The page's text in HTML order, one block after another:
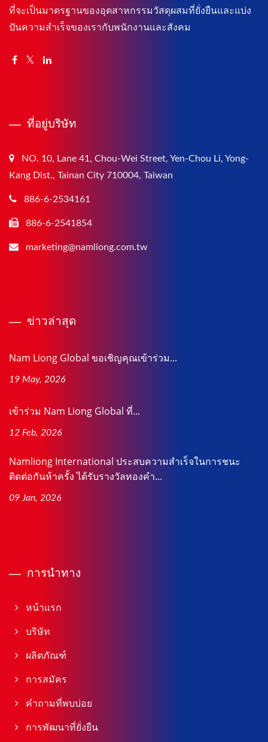
ที่จะเป็นมาตรฐานของอุตสาหกรรมวัสดุผสมที่ยั่งยืนและแบ่ง
ปันความสำเร็จของเรากับพนักงานและสังคม
ที่อยู่บริษัท
NO. 10, Lane 41, Chou-Wei Street, Yen-Chou Li, Yong-
Kang Dist., Tainan City 710004, Taiwan
886-6-2534161
886-6-2541854
marketing@namliong.com.tw
ข่าวล่าสุด
Nam Liong Global ขอเชิญคุณเข้าร่วม...
19 May, 2026
เข้าร่วม Nam Liong Global ที่...
12 Feb, 2026
Namliong International ประสบความสำเร็จในการชนะ
ติดต่อกันห้าครั้ง ได้รับรางวัลทองคำ...
09 Jan, 2026
การนำทาง
หน้าแรก
บริษัท
ผลิตภัณฑ์
การสมัคร
คำถามที่พบบ่อย
การพัฒนาที่ยั่งยืน